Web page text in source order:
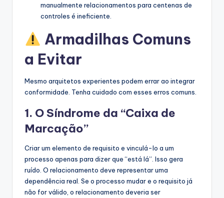
manualmente relacionamentos para centenas de
controles é ineficiente.
Armadilhas Comuns
a Evitar
Mesmo arquitetos experientes podem errar ao integrar
conformidade. Tenha cuidado com esses erros comuns.
1. O Síndrome da “Caixa de
Marcação”
Criar um elemento de requisito e vinculá-lo a um
processo apenas para dizer que “está lá”. Isso gera
ruído. O relacionamento deve representar uma
dependência real. Se o processo mudar e o requisito já
não for válido, o relacionamento deveria ser